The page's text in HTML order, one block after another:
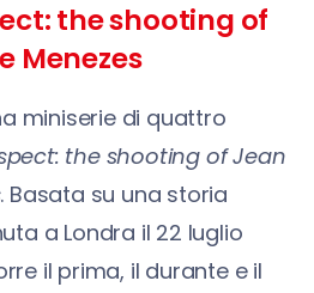
the shooting of
Menezes
miniserie di quattro
the shooting of Jean
. Basata su una storia
a Londra il 22 luglio
il prima, il durante e il